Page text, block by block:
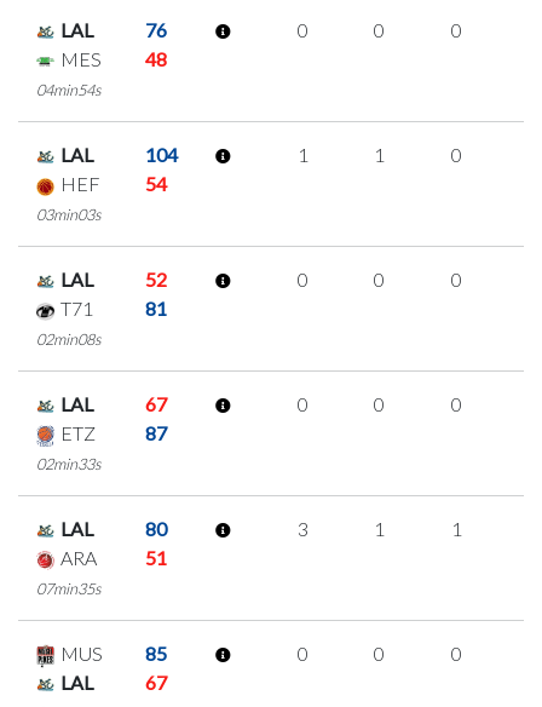
LAL
76
MES
48
04min54s
0 0 0
LAL
104
HEF
54
03min03s
1 1 0
LAL
52
T71
81
02min08s
0 0 0
LAL
67
ETZ
87
02min33s
0 0 0
LAL
80
ARA
51
07min35s
3 1 1
MUS
85
LAL
67
0 0 0